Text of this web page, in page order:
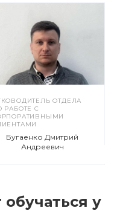
ОТДЕЛА
РАБОТЕ С
Бугаенко Дмитрий
Андреевич
у